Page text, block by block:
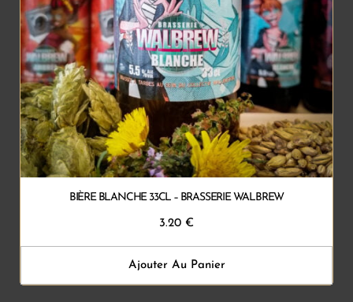
BIÈRE BLANCHE 33CL – BRASSERIE WALBREW
3.20 €
Ajouter Au Panier